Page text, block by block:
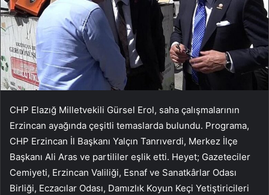
CHP Elazığ Milletvekili Gürsel Erol, saha çalışmalarının
Erzincan ayağında çeşitli temaslarda bulundu. Programa,
CHP Erzincan İl Başkanı Yalçın Tanrıverdi, Merkez İlçe
Başkanı Ali Aras ve partililer eşlik etti. Heyet; Gazeteciler
Cemiyeti, Erzincan Valiliği, Esnaf ve Sanatkârlar Odası
Birliği, Eczacılar Odası, Damızlık Koyun Keçi Yetiştiricileri